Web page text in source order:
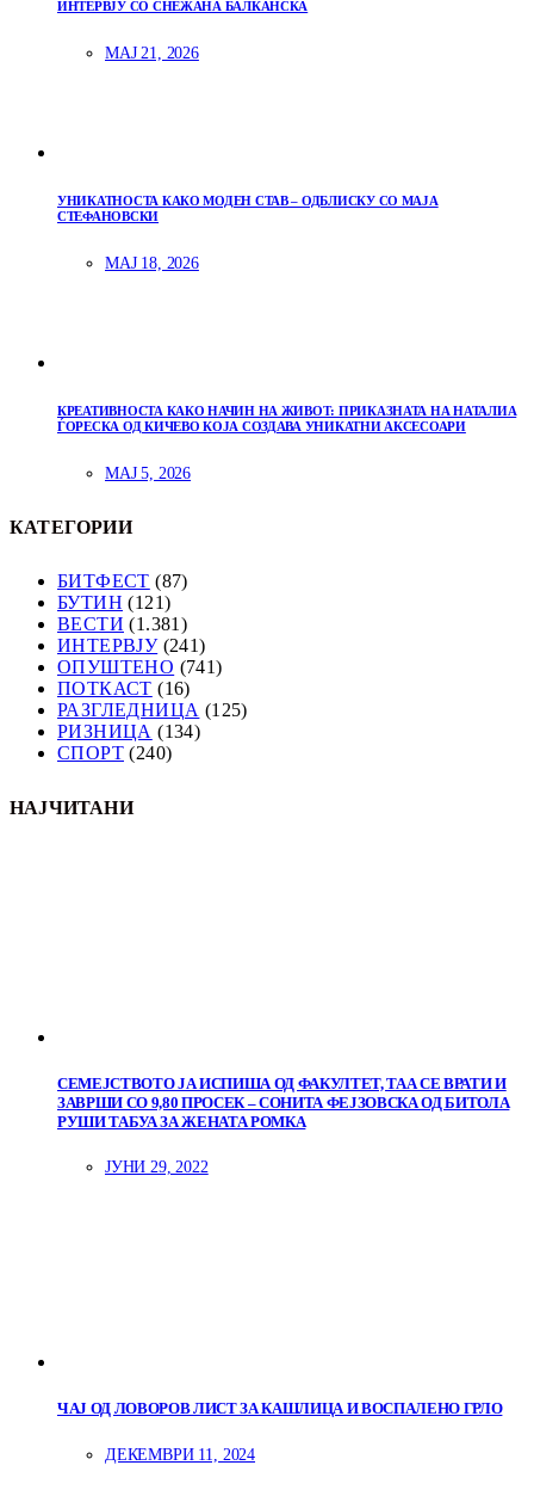
ИНТЕРВЈУ СО СНЕЖАНА БАЛКАНСКА
МАЈ 21, 2026
УНИКАТНОСТА КАКО МОДЕН СТАВ – ОДБЛИСКУ СО МАЈА
СТЕФАНОВСКИ
МАЈ 18, 2026
КРЕАТИВНОСТА КАКО НАЧИН НА ЖИВОТ: ПРИКАЗНАТА НА НАТАЛИА
ЃОРЕСКА ОД КИЧЕВО КОЈА СОЗДАВА УНИКАТНИ АКСЕСОАРИ
МАЈ 5, 2026
КАТЕГОРИИ
БИТФЕСТ (87)
БУТИН (121)
ВЕСТИ (1.381)
ИНТЕРВЈУ(241)
ОПУШТЕНО (741)
ПОТКАСТ (16)
РАЗГЛЕДНИЦА (125)
РИЗНИЦА (134)
СПОРТ (240)
НАЈЧИТАНИ
СЕМЕЈСТВОТО ЈА ИСПИША ОД ФАКУЛТЕТ, ТАА СЕ ВРАТИ И
ЗАВРШИ СО 9,80 ПРОСЕК – СОНИТА ФЕЈЗОВСКА ОД БИТОЛА
РУШИ ТАБУА ЗА ЖЕНАТА РОМКА
ЈУНИ 29, 2022
ЧАЈ ОД ЛОВОРОВ ЛИСТ ЗА КАШЛИЦА И ВОСПАЛЕНО ГРЛО
ДЕКЕМВРИ 11, 2024